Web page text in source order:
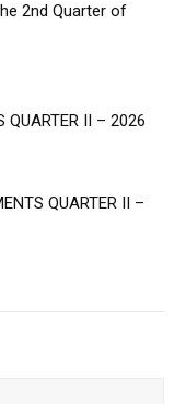
2nd Quarter of
QUARTER II – 2026
QUARTER II –